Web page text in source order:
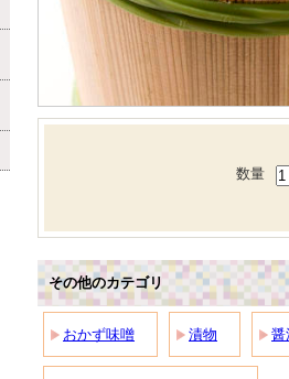
数量
その他のカテゴリ
おかず味噌 漬物 醤